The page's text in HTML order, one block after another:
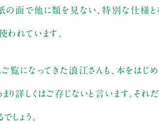
の面で他に類を見ない、特別な仕様と
れています。
覧になってきた浪江さんも、本をは
詳しくはご存じないと言います。そ
しょう。